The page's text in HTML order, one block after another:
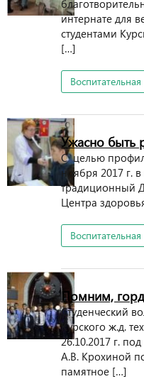
интернате для
студентами
[…]
Ужасно быть
С целью
ноября 2017 г.
традиционный
Центра
Помним,
Студенческий
Курского ж.д.
26.10.2017 г.
А.В. Крохиной
памятное […]